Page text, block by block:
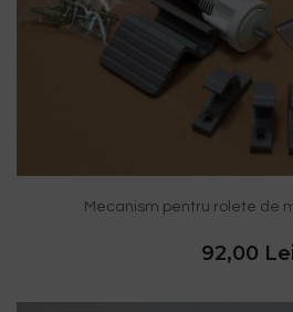
Mecanism pentru rolete de
92,00 Lei